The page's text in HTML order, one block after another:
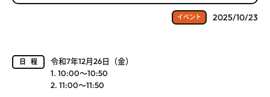
イベント 2025/10/23
日程
令和7年12月26日（金）
1. 10:00～10:50
2. 11:00～11:50